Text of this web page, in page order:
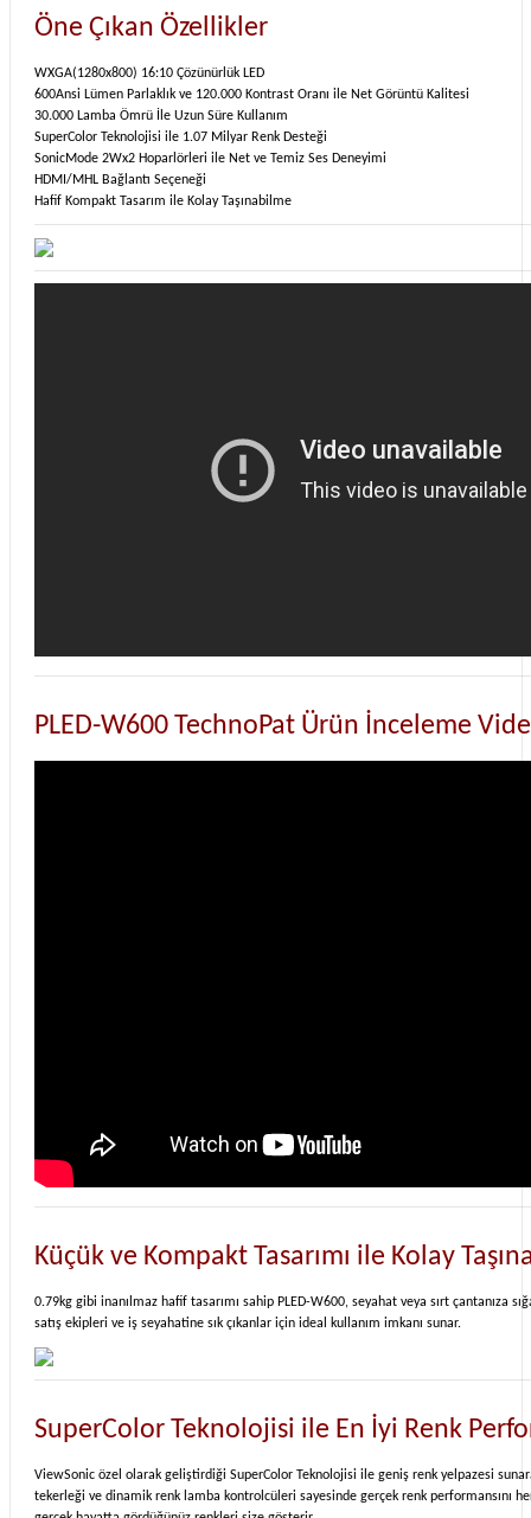
Öne Çıkan Özellikler
WXGA(1280x800) 16:10 Çözünürlük LED
600Ansi Lümen Parlaklık ve 120.000 Kontrast Oranı ile Net Görüntü Kalitesi
30.000 Lamba Ömrü İle Uzun Süre Kullanım
SuperColor Teknolojisi ile 1.07 Milyar Renk Desteği
SonicMode 2Wx2 Hoparlörleri ile Net ve Temiz Ses Deneyimi
HDMI/MHL Bağlantı Seçeneği
Hafif Kompakt Tasarım ile Kolay Taşınabilme
PLED-W600 TechnoPat Ürün İnceleme
Küçük ve Kompakt Tasarımı ile Kolay
0.79kg gibi inanılmaz hafif tasarımı sahip PLED-W600, seyahat veya sırt çantanıza
satış ekipleri ve iş seyahatine sık çıkanlar için ideal kullanım imkanı sunar.
SuperColor Teknolojisi ile En İyi Renk
ViewSonic özel olarak geliştirdiği SuperColor Teknolojisi ile geniş renk yelpazesi
tekerleği ve dinamik renk lamba kontrolcüleri sayesinde gerçek renk performansını